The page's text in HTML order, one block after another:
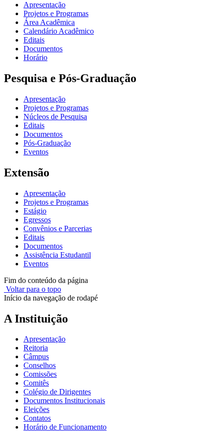
Apresentação
Projetos e Programas
Área Acadêmica
Calendário Acadêmico
Editais
Documentos
Horário
Pesquisa e Pós-Graduação
Apresentação
Projetos e Programas
Núcleos de Pesquisa
Editais
Documentos
Pós-Graduação
Eventos
Extensão
Apresentação
Projetos e Programas
Estágio
Egressos
Convênios e Parcerias
Editais
Documentos
Assistência Estudantil
Eventos
Fim do conteúdo da página
Voltar para o topo
Início da navegação de rodapé
A Instituição
Apresentação
Reitoria
Câmpus
Conselhos
Comissões
Comitês
Colégio de Dirigentes
Documentos Institucionais
Eleições
Contatos
Horário de Funcionamento